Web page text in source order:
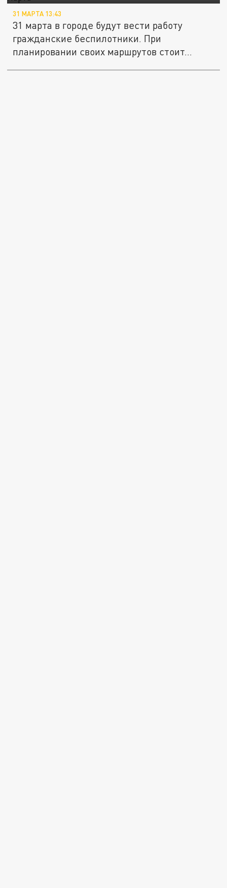
31 МАРТА 13:43
31 марта в городе будут вести работу
гражданские беспилотники. При
планировании своих маршрутов стоит...